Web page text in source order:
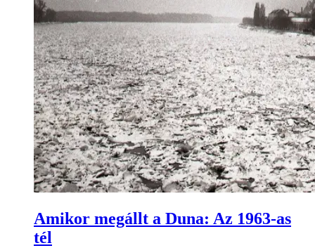
Amikor megállt a Duna: Az 1963-as
tél